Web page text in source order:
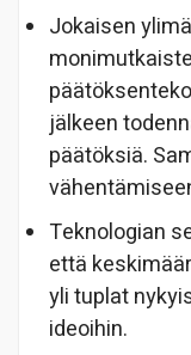
Jokaisen
jälkeen
päätöksiä.
Teknologian
että
yli tuplat
ideoihin.